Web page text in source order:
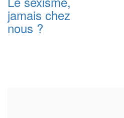
jamais chez
nous ?